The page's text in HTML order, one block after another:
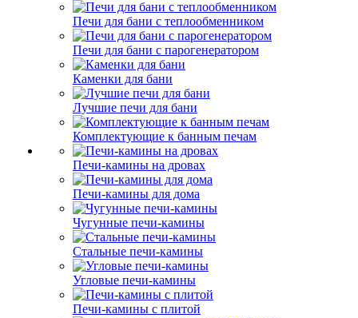
Печи для бани с теплообменником
Печи для бани с парогенератором
Каменки для бани
Лучшие печи для бани
Комплектующие к банным печам
Печи-камины на дровах
Печи-камины для дома
Чугунные печи-камины
Стальные печи-камины
Угловые печи-камины
Печи-камины с плитой